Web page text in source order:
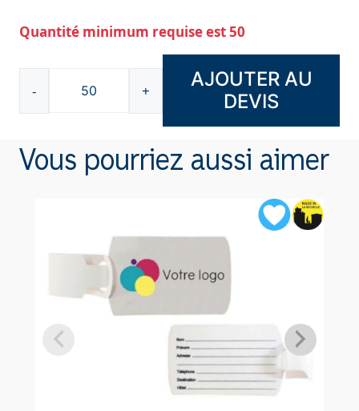
Quantité minimum requise est 50
-
quantité
de
forme
+
AJOUTER AU
DEVIS
Vous pourriez aussi aimer